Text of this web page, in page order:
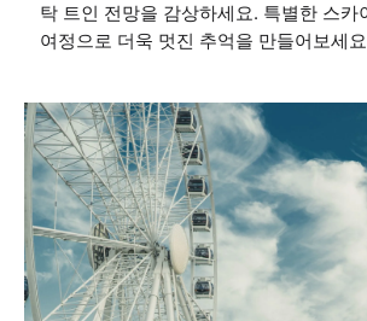
탁 트인 전망을 감상하세요. 특별한 스
여정으로 더욱 멋진 추억을 만들어보세